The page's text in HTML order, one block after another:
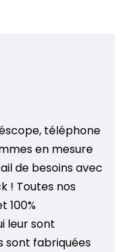
téléphone
en mesure
de besoins avec
! Toutes nos
100%
leur sont
sont fabriquées